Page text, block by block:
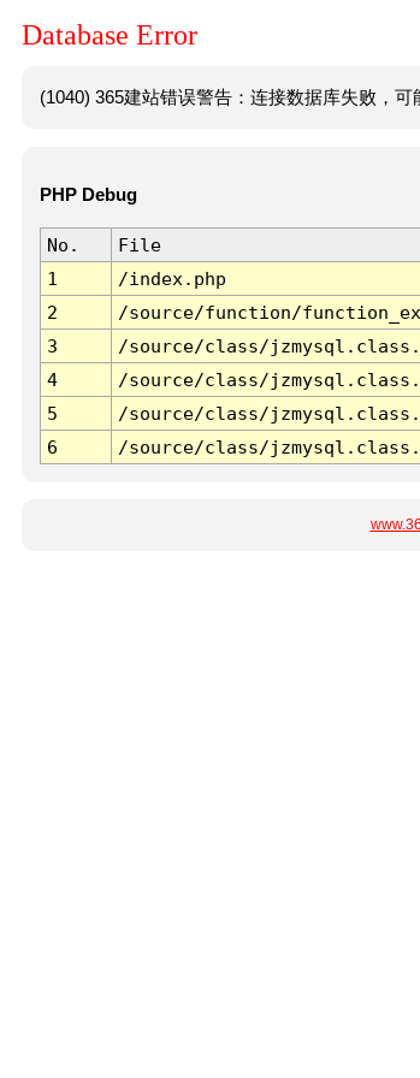
Database Error
(1040) 365建站错误警告：连接数据库失败，
PHP Debug
No. File
1
/index.php
2
/source/function/
3
/source/class/
4
/source/class/
5
/source/class/
6
/source/class/